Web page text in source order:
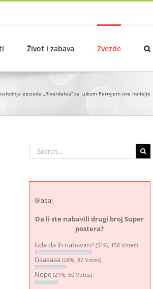
Život i zabava Zvezde
epizoda „Riverdalea“ sa Lukom Perryjem ove nedelje
Search
for:
Glasaj
Da li ste nabavili drugi broj Super
postera?
Gde da ih nabavim? (51%, 150 Votes)
Daaaaaa (28%, 82 Votes)
Nope (21%, 60 Votes)